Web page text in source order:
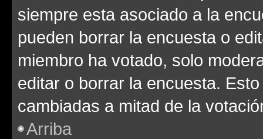
siempre esta asociado a la
pueden borrar la encuesta o
miembro ha votado, solo
editar o borrar la encuesta.
cambiadas a mitad de la
Arriba